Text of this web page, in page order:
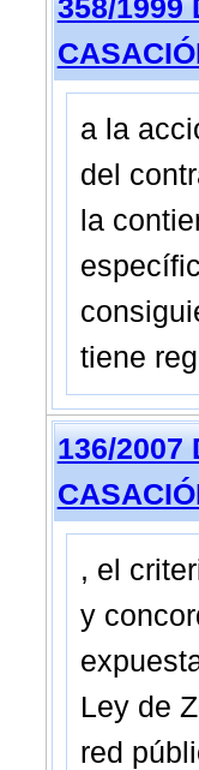
358/1999
a la
del
la
tiene
136/2007
, el
y
Ley de
red